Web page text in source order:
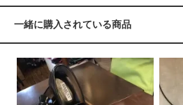
一緒に購入されている商品